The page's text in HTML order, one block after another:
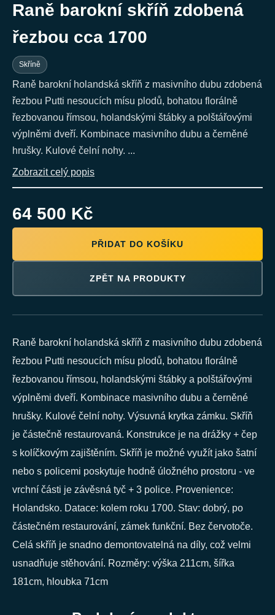
Raně barokní skříň zdobená
řezbou cca 1700
Skříně
Raně barokní holandská skříň z masivního dubu zdobená
řezbou Putti nesoucích mísu plodů, bohatou florálně
řezbovanou římsou, holandskými štábky a polštářovými
výplněmi dveří. Kombinace masivního dubu a černěné
hrušky. Kulové čelní nohy. ...
Zobrazit celý popis
64 500 Kč
PŘIDAT DO KOŠÍKU
ZPĚT NA PRODUKTY
Raně barokní holandská skříň z masivního dubu zdobená
řezbou Putti nesoucích mísu plodů, bohatou florálně
řezbovanou římsou, holandskými štábky a polštářovými
výplněmi dveří. Kombinace masivního dubu a černěné
hrušky. Kulové čelní nohy. Výsuvná krytka zámku. Skříň
je částečně restaurovaná. Konstrukce je na drážky + čep
s kolíčkovým zajištěním. Skříň je možné využít jako šatní
nebo s policemi poskytuje hodně úložného prostoru - ve
vrchní části je závěsná tyč + 3 police. Provenience:
Holandsko. Datace: kolem roku 1700. Stav: dobrý, po
částečném restaurování, zámek funkční. Bez červotoče.
Celá skříň je snadno demontovatelná na díly, což velmi
usnadňuje stěhování. Rozměry: výška 211cm, šířka
181cm, hloubka 71cm